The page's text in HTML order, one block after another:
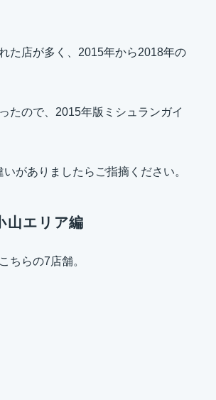
た店が多く、2015年から2018年の
たので、2015年版ミシュランガイ
がありましたらご指摘ください。
山エリア編
ちらの7店舗。